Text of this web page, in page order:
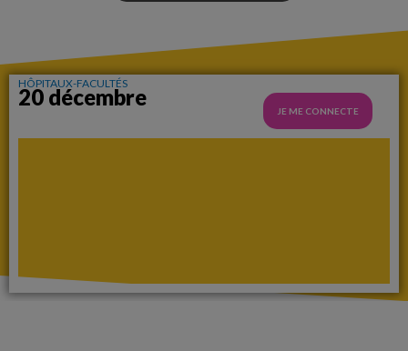
HÔPITAUX-FACULTÉS
20 décembre
JE ME CONNECTE